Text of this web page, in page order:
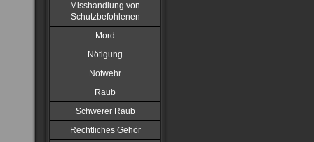
Misshandlung von
Schutzbefohlenen
Mord
Nötigung
Notwehr
Raub
Schwerer Raub
Rechtliches Gehör